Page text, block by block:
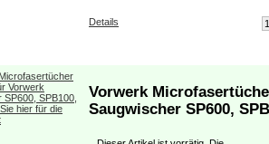
Details
Vorwerk
Saugwischer SP600,